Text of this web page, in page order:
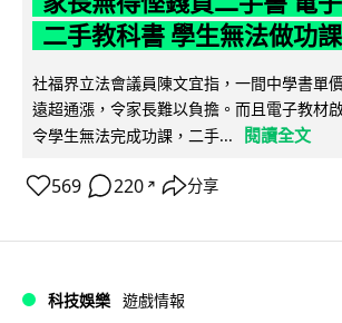
二手教科書 學生無法做功課
社福界立法會議員陳文宜指，一間中學書單
遠超通漲，令家長難以負擔。而且電子教材
令學生無法完成功課，二手...
閱讀全文
569 220 ↗ 分享
科技娛樂 遊戲情報